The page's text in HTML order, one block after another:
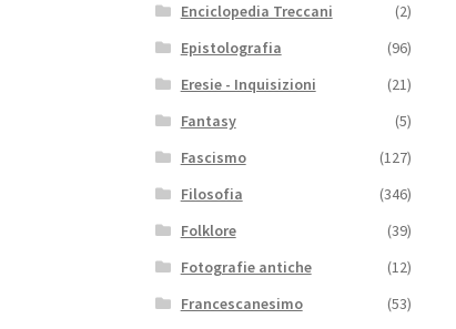
Enciclopedia Treccani
(2)
Epistolografia
(96)
Eresie - Inquisizioni
(21)
Fantasy
(5)
Fascismo
(127)
Filosofia
(346)
Folklore
(39)
Fotografie antiche
(12)
Francescanesimo
(53)